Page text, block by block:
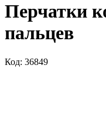
Перчатки
пальцев
Код: 36849